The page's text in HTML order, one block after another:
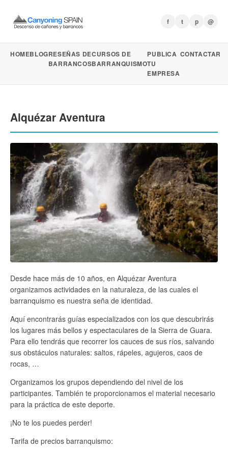
f t p @
HOMEBLOGRESEÑAS DE
BARRANCOS
CURSOS DE
BARRANQUISMO
PUBLICA
TU
EMPRESA
CONTACTAR
Alquézar Aventura
Desde hace más de 10 años, en Alquézar Aventura
organizamos actividades en la naturaleza, de las cuales el
barranquismo es nuestra seña de identidad.
Aquí encontrarás guías especializados con los que descubrirás
los lugares más bellos y espectaculares de la Sierra de Guara.
Para ello tendrás que recorrer los cauces de sus ríos, salvando
sus obstáculos naturales: saltos, rápeles, agujeros, caos de
rocas, …
Organizamos los grupos dependiendo del nivel de los
participantes. También te proporcionamos el material necesario
para la práctica de este deporte.
¡No te los puedes perder!
Tarifa de precios barranquismo: